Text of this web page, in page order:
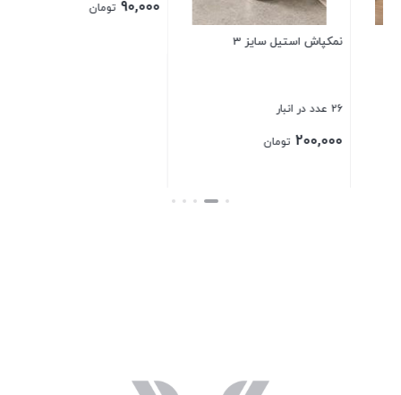
88 عدد در انبار
90,000 تومان